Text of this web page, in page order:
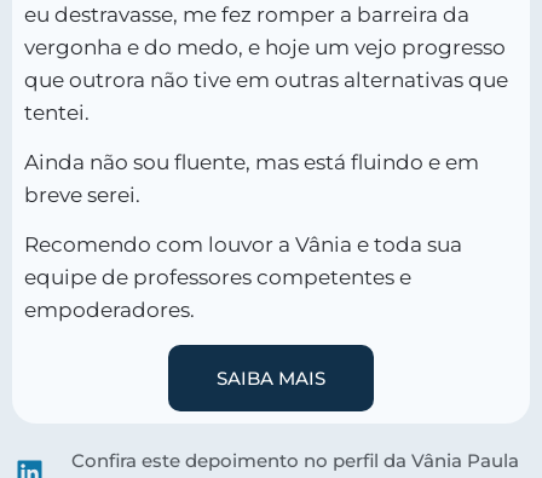
eu destravasse, me fez romper a barreira da
vergonha e do medo, e hoje um vejo progresso
que outrora não tive em outras alternativas que
tentei.
Ainda não sou fluente, mas está fluindo e em
breve serei.
Recomendo com louvor a Vânia e toda sua
equipe de professores competentes e
empoderadores.
SAIBA MAIS
Confira este depoimento no perfil da Vânia Paula